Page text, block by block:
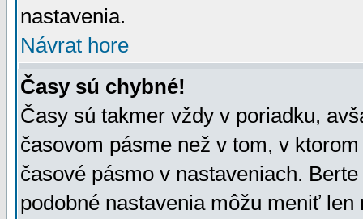
nastavenia.
Návrat hore
Časy sú chybné!
Časy sú takmer vždy v poriadku,
časovom pásme než v tom, v
časové pásmo v nastaveniach.
podobné nastavenia môžu meniť